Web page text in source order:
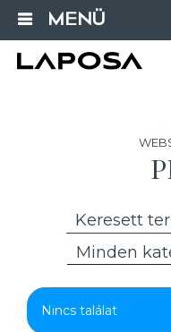
MENÜ
Minden
Nincs találat